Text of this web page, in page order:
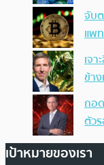
จับ
แพ
เจ
ข้า
ถอ
ตัว
เป้าหมายของเรา